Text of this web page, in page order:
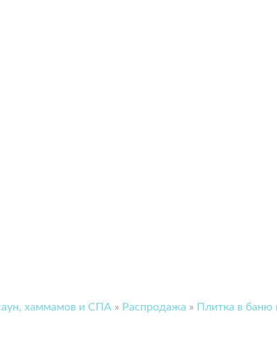
хаммамов и СПА » Распродажа » Плитка в баню